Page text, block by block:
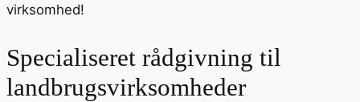
virksomhed!
Specialiseret rådgivning til
landbrugsvirksomheder